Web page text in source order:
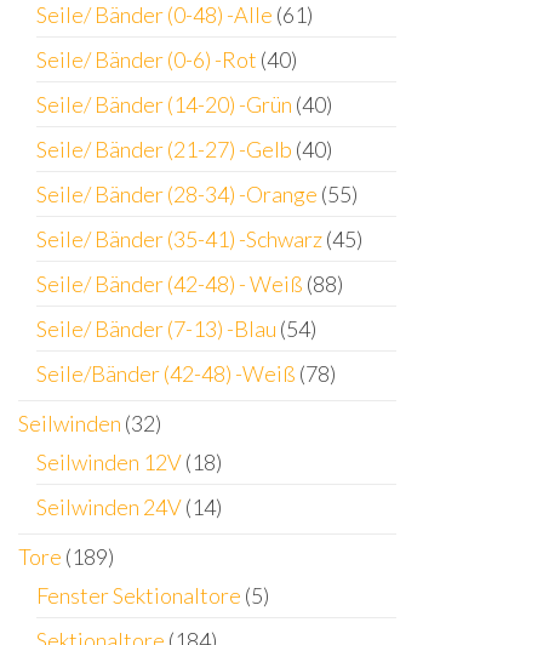
Seile/ Bänder (0-48) -Alle (61)
Seile/ Bänder (0-6) -Rot (40)
Seile/ Bänder (14-20) -Grün (40)
Seile/ Bänder (21-27) -Gelb (40)
Seile/ Bänder (28-34) -Orange (55)
Seile/ Bänder (35-41) -Schwarz(45)
Seile/ Bänder (42-48) - Weiß (88)
Seile/ Bänder (7-13) -Blau (54)
Seile/Bänder (42-48) -Weiß (78)
Seilwinden (32)
Seilwinden 12V(18)
Seilwinden 24V(14)
Tore (189)
Fenster Sektionaltore (5)